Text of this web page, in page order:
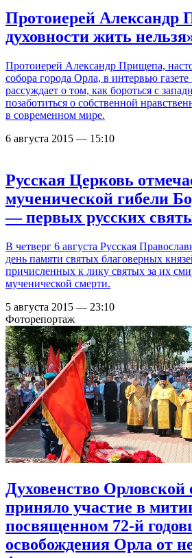
Протоиерей Александр
духовности жить
Протоиерей Александр Прищепа,
собора города Орла, в интервью
рассуждает о том, как бороться с
позаботиться о собственной
в современном мире.
6 августа 2015 — 15:10
Русская Церковь
мученической гибели
— первых русских
В четверг 6 августа Русская
день памяти святых благоверных
причисленных к лику святых за их
мученической смерти.
5 августа 2015 — 23:10
Фоторепортаж
Духовенство Орловской
приняло участие в
посвященном 72-й
освобождения Орла от